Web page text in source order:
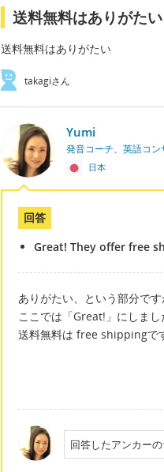
送料無料はありがた
送料無料はありがたい
takagiさん
Yumi
発音コーチ、英語コン
日本
回答
Great! They offer free
ありがたい、という部分で
ここでは「Great!」にしまし
送料無料は free shippingで
回答したアンカーの